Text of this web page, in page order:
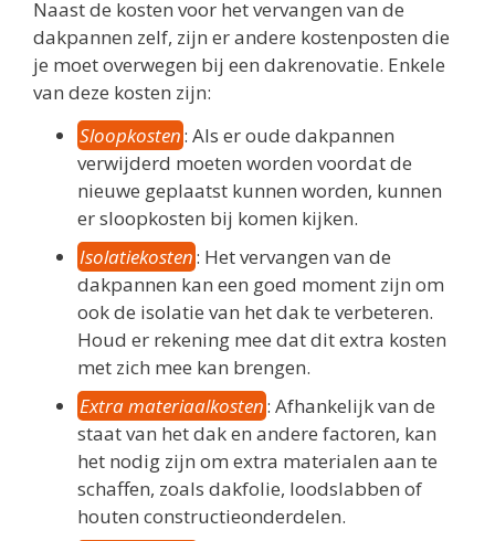
Naast de kosten voor het vervangen van de
dakpannen zelf, zijn er andere kostenposten die
je moet overwegen bij een dakrenovatie. Enkele
van deze kosten zijn:
Sloopkosten: Als er oude dakpannen
verwijderd moeten worden voordat de
nieuwe geplaatst kunnen worden, kunnen
er sloopkosten bij komen kijken.
Isolatiekosten: Het vervangen van de
dakpannen kan een goed moment zijn om
ook de isolatie van het dak te verbeteren.
Houd er rekening mee dat dit extra kosten
met zich mee kan brengen.
Extra materiaalkosten: Afhankelijk van de
staat van het dak en andere factoren, kan
het nodig zijn om extra materialen aan te
schaffen, zoals dakfolie, loodslabben of
houten constructieonderdelen.